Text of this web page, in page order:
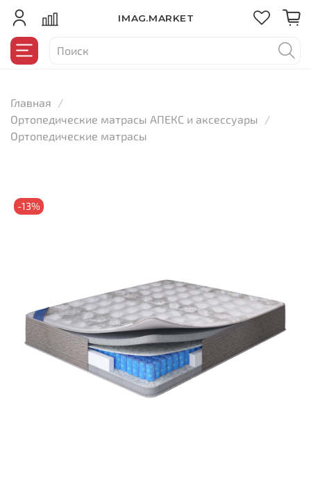
IMAG.MARKET
Главная
Ортопедические матрасы АПЕКС и аксессуары
Ортопедические матрасы
-13%